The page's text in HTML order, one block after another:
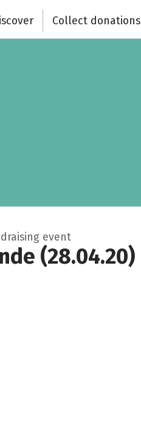
Collect donations
event
(28.04.20)